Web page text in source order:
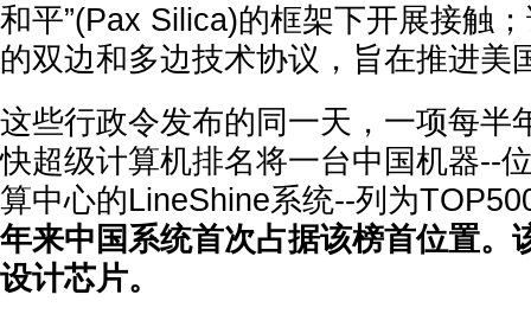
和平”(Pax Silica)的框架下开展接触
的双边和多边技术协议，旨在推进美
这些行政令发布的同一天，一项每半
快超级计算机排名将一台中国机器--
算中心的LineShine系统--列为
年来中国系统首次占据该榜首位置。
设计芯片。